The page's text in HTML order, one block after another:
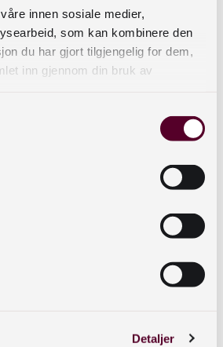
innen sosiale medier,
som kan kombinere den
du har gjort tilgjengelig for dem,
inn gjennom din bruk av
Detaljer
med grafer